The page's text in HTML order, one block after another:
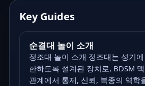
Key Guides
순결대 놀이 소개
정조대 놀이 소개 정조대는 성기
한하도록 설계된 장치로, BDSM
관계에서 통제, 신뢰, 복종의 역학